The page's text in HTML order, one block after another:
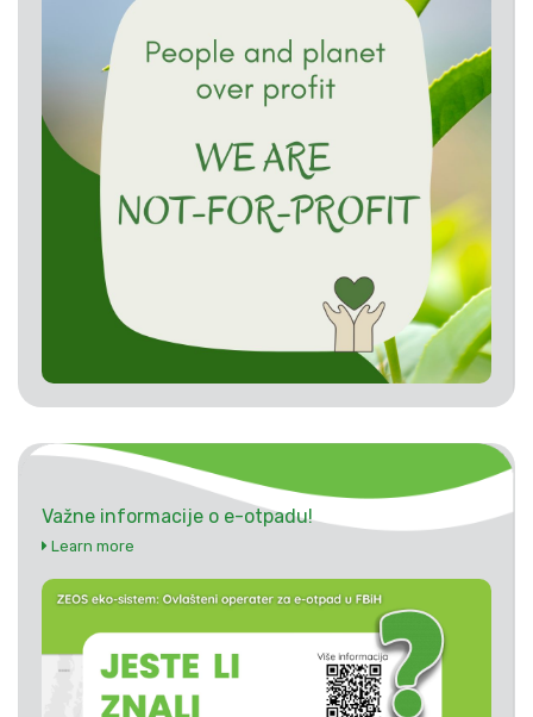
Važne informacije o e-otpadu!
Learn more